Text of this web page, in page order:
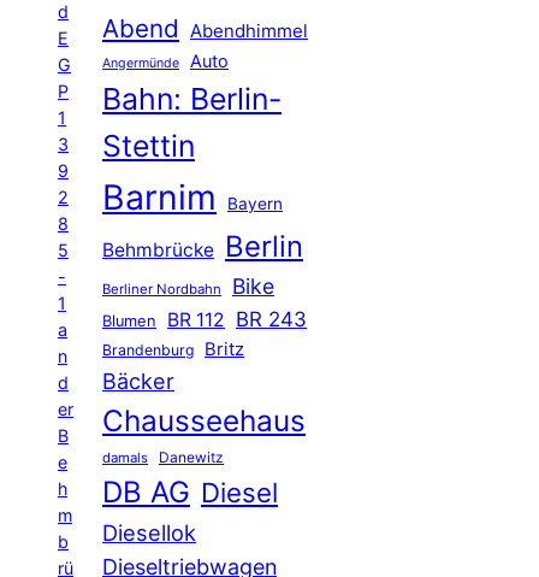
d
E
G
P
1
3
9
2
8
5
-
1
a
n
d
er
B
e
h
m
b
rü
Abend Abendhimmel
Angermünde Auto
Bahn: Berlin-
Stettin
Barnim Bayern
Behmbrücke Berlin
Berliner Nordbahn Bike
Blumen BR 112 BR 243
Brandenburg Britz
Bäcker
Chausseehaus
damals Danewitz
DB AG Diesel
Diesellok
Dieseltriebwagen